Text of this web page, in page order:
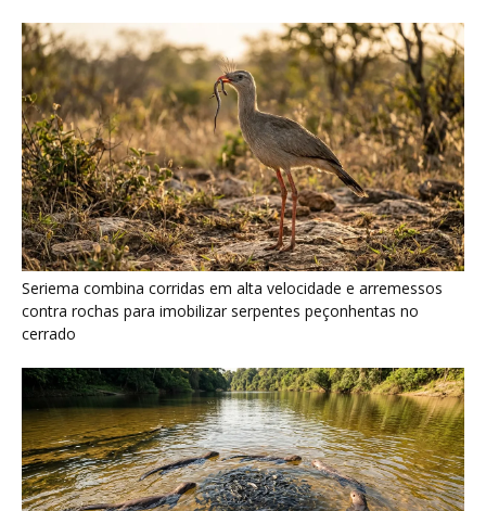
Seriema combina corridas em alta velocidade e arremessos
contra rochas para imobilizar serpentes peçonhentas no
cerrado